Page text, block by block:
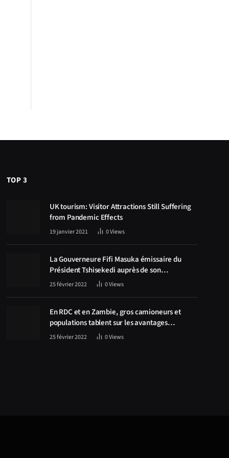
TOP 3
UK tourism: Visitor Attractions Still Suffering
from Pandemic Effects
19 janvier 2021 0Views
La Gouverneure Fifi Masuka émissaire du
Président Tshisekedi auprès de son
homologue Zambien Hichilema, la
25 février 2022 0Views
En RDC et en Zambie, gros camioneurs et
populations tablent sur les avantages
économiques de la route Kolwezi-Solwezi
25 février 2022 0Views